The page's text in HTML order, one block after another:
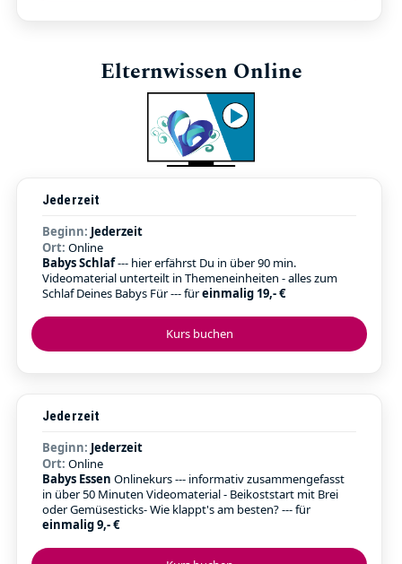
Elternwissen Online
Kurs buchen
Jederzeit
Beginn: Jederzeit
Ort: Online
Babys Schlaf--- hier erfährst Du in über 90 min.
Videomaterial unterteilt in Themeneinheiten - alles zum
Schlaf Deines Babys Für --- füreinmalig 19,- €
Jederzeit
Beginn: Jederzeit
Ort: Online
Babys Essen Onlinekurs --- informativ zusammengefasst
in über 50 Minuten Videomaterial - Beikoststart mit Brei
oder Gemüsesticks- Wie klappt's am besten? --- für
einmalig 9,- €